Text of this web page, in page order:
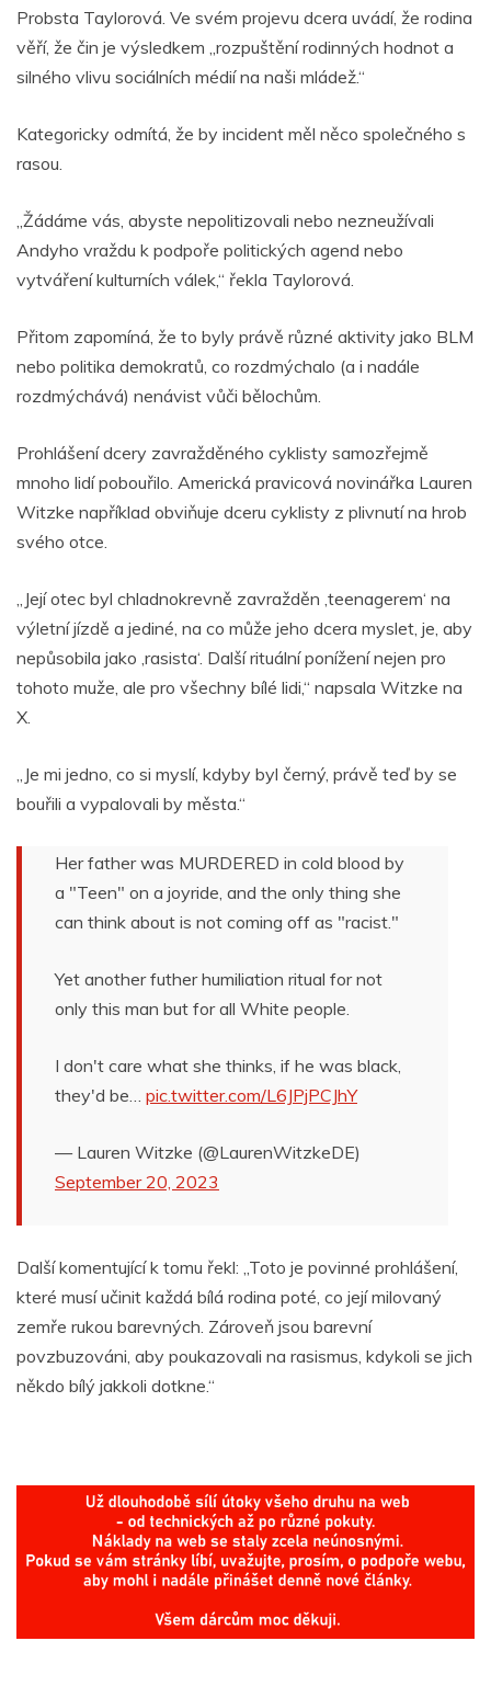
Probsta Taylorová. Ve svém projevu dcera uvádí, že rodina
věří, že čin je výsledkem „rozpuštění rodinných hodnot a
silného vlivu sociálních médií na naši mládež.“
Kategoricky odmítá, že by incident měl něco společného s
rasou.
„Žádáme vás, abyste nepolitizovali nebo nezneužívali
Andyho vraždu k podpoře politických agend nebo
vytváření kulturních válek,“ řekla Taylorová.
Přitom zapomíná, že to byly právě různé aktivity jako BLM
nebo politika demokratů, co rozdmýchalo (a i nadále
rozdmýchává) nenávist vůči bělochům.
Prohlášení dcery zavražděného cyklisty samozřejmě
mnoho lidí pobouřilo. Americká pravicová novinářka Lauren
Witzke například obviňuje dceru cyklisty z plivnutí na hrob
svého otce.
„Její otec byl chladnokrevně zavražděn ‚teenagerem‘ na
výletní jízdě a jediné, na co může jeho dcera myslet, je, aby
nepůsobila jako ‚rasista‘. Další rituální ponížení nejen pro
tohoto muže, ale pro všechny bílé lidi,“ napsala Witzke na
X.
„Je mi jedno, co si myslí, kdyby byl černý, právě teď by se
bouřili a vypalovali by města.“
Her father was MURDERED in cold blood by
a "Teen" on a joyride, and the only thing she
can think about is not coming off as "racist."
Yet another futher humiliation ritual for not
only this man but for all White people.
I don't care what she thinks, if he was black,
they'd be… pic.twitter.com/L6JPjPCJhY
— Lauren Witzke (@LaurenWitzkeDE)
September 20, 2023
Další komentující k tomu řekl: „Toto je povinné prohlášení,
které musí učinit každá bílá rodina poté, co její milovaný
zemře rukou barevných. Zároveň jsou barevní
povzbuzováni, aby poukazovali na rasismus, kdykoli se jich
někdo bílý jakkoli dotkne.“